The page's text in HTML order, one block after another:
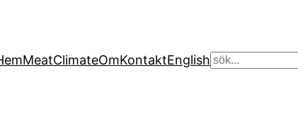
MeatClimateOmKontaktEnglish Sök